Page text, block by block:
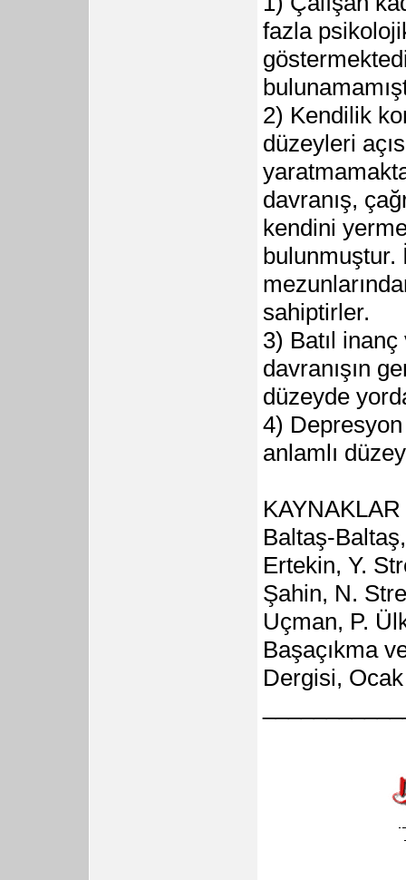
fazla
2) Kendilik
düzeyleri
davranış,
kendini
bulunmuştur.
sahiptirler.
3) Batıl
davranışın
düzeyde
4)
anlamlı
KAYNAKLAR
Baltaş-
Ertekin, Y.
Şahin, N.
Uçman, P.
Başaçıkma
Dergisi,